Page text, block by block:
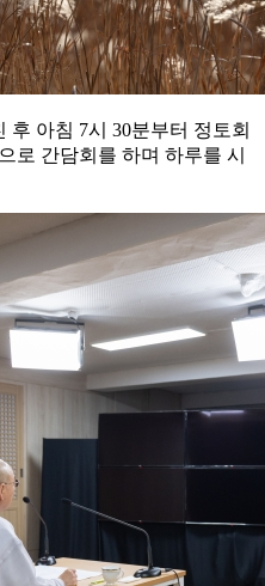
아침 7시 30분부터 정토회
로 간담회를 하며 하루를 시